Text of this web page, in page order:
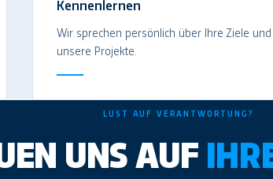
Kennenlernen
Wir sprechen persönlich über Ihre Ziele und
unsere Projekte.
LUST AUF VERANTWORTUNG?
UNS AUF